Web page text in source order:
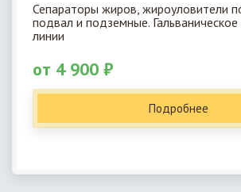
Сепараторы жиров, жироуловители
подвал и подземные.
линии
от 4 900 ₽
Подробнее